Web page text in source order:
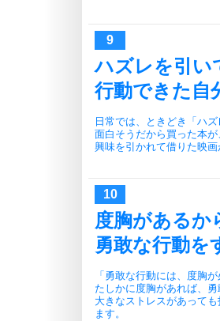
ハズレを引い
行動できた自
日常では、ときどき「ハ
面白そうだから買った本が
興味を引かれて借りた映画
度胸があるか
勇敢な行動を
「勇敢な行動には、度胸が
たしかに度胸があれば、勇
大きなストレスがあって
ます。